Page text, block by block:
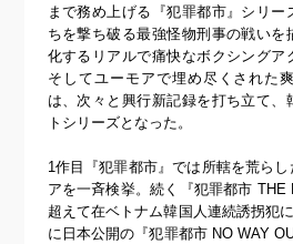
まで務め上げる『犯罪都市』シリー
ちを撃ち破る最強怪物刑事の戦いを
化するリアルで痛快なボクシングア
そしてユーモアで埋め尽くされた
は、次々と興行新記録を打ち立て、
トシリーズとなった。
1作目『犯罪都市』では所轄を荒ら
アを一斉検挙。続く『犯罪都市 THE
超えて在ベトナム韓国人連続誘拐犯
に日本公開の『犯罪都市 NO WAY